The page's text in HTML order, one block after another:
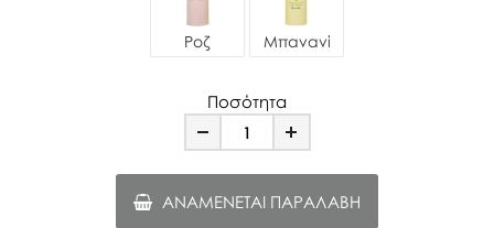
Ροζ Μπανανί
Ποσότητα
Minus Plus
ΑΝΑΜΈΝΕΤΑΙ ΠΑΡΑΛΑΒΉ